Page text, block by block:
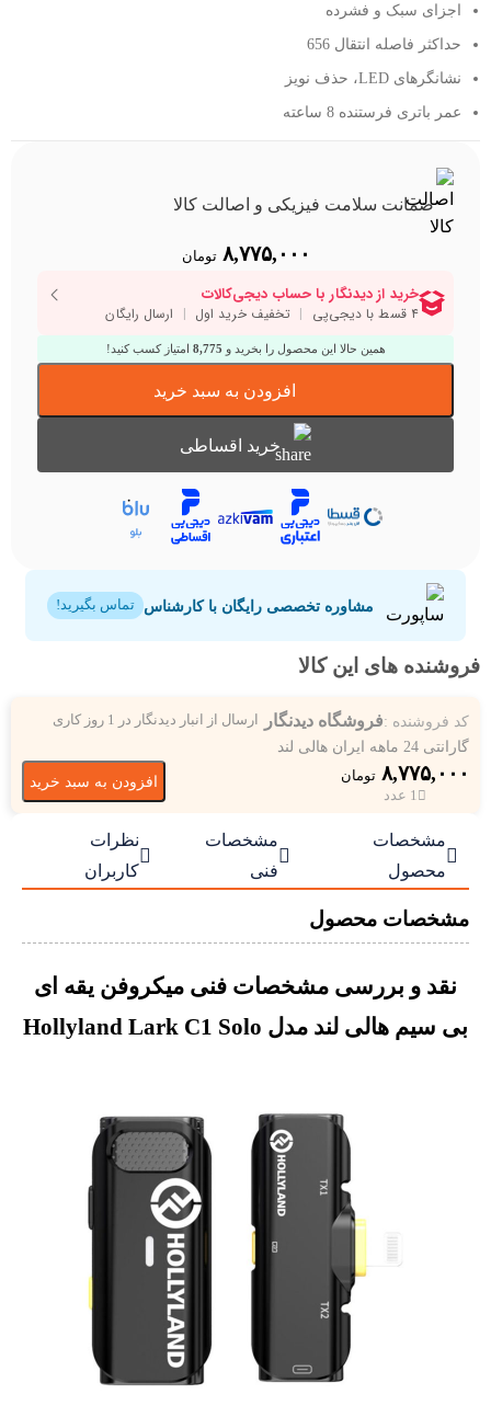
اجزای سبک و فشرده
حداکثر فاصله انتقال 656
نشانگرهای LED، حذف نویز
عمر باتری فرستنده 8 ساعته
ضمانت سلامت فیزیکی و اصالت کالا
۸,۷۷۵,۰۰۰ تومان
همین حالا این محصول را بخرید و 8,775 امتیاز کسب کنید!
افزودن به سبد خرید
خرید اقساطی
مشاوره تخصصی رایگان با کارشناس تماس بگیرید!
فروشنده های این کالا
کد فروشنده :فروشگاه دیدنگار ارسال از انبار دیدنگار در 1 روز کاری
گارانتی 24 ماهه ایران هالی لند
۸,۷۷۵,۰۰۰ تومان
1 عدد
افزودن به سبد خرید

مشخصات
محصول

مشخصات
فنی

نظرات
کاربران
مشخصات محصول
نقد و بررسی مشخصات فنی میکروفن یقه ای
بی سیم هالی لند مدل Hollyland Lark C1 Solo